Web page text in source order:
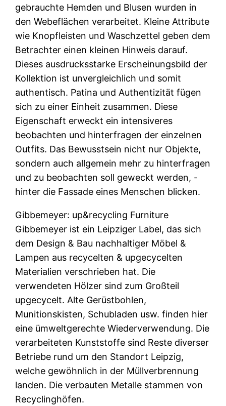
gebrauchte Hemden und Blusen wurden in
den Webeflächen verarbeitet. Kleine Attribute
wie Knopfleisten und Waschzettel geben dem
Betrachter einen kleinen Hinweis darauf.
Dieses ausdrucksstarke Erscheinungsbild der
Kollektion ist unvergleichlich und somit
authentisch. Patina und Authentizität fügen
sich zu einer Einheit zusammen. Diese
Eigenschaft erweckt ein intensiveres
beobachten und hinterfragen der einzelnen
Outfits. Das Bewusstsein nicht nur Objekte,
sondern auch allgemein mehr zu hinterfragen
und zu beobachten soll geweckt werden, -
hinter die Fassade eines Menschen blicken.
Gibbemeyer: up&recycling Furniture
Gibbemeyer ist ein Leipziger Label, das sich
dem Design & Bau nachhaltiger Möbel &
Lampen aus recycelten & upgecycelten
Materialien verschrieben hat. Die
verwendeten Hölzer sind zum Großteil
upgecycelt. Alte Gerüstbohlen,
Munitionskisten, Schubladen usw. finden hier
eine ümweltgerechte Wiederverwendung. Die
verarbeiteten Kunststoffe sind Reste diverser
Betriebe rund um den Standort Leipzig,
welche gewöhnlich in der Müllverbrennung
landen. Die verbauten Metalle stammen von
Recyclinghöfen.